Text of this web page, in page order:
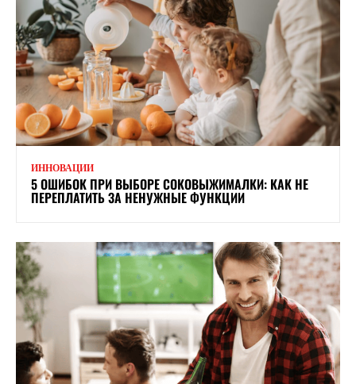
ИННОВАЦИИ
5 ОШИБОК ПРИ ВЫБОРЕ СОКОВЫЖИМАЛКИ: КАК НЕ
ПЕРЕПЛАТИТЬ ЗА НЕНУЖНЫЕ ФУНКЦИИ